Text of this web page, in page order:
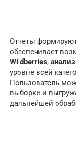
Отчеты
обеспечивает
Wildberries,
уровне всей
Пользователь
выборки и
дальнейшей